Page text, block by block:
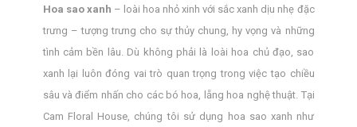
Hoa sao xanh – loài hoa nhỏ xinh với sắc xanh dịu nhẹ đặc
trưng – tượng trưng cho sự thủy chung, hy vọng và những
tình cảm bền lâu. Dù không phải là loài hoa chủ đạo, sao
xanh lại luôn đóng vai trò quan trọng trong việc tạo chiều
sâu và điểm nhấn cho các bó hoa, lẵng hoa nghệ thuật. Tại
Cam Floral House, chúng tôi sử dụng hoa sao xanh như